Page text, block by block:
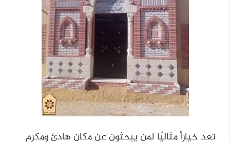
تعد خياراً مثاليًا لمن يبحثون عن مكان هادئ ومكرم